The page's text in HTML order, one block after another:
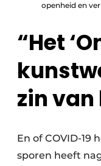
openheid en
“Het
zin van
En of COVID-19
sporen heeft